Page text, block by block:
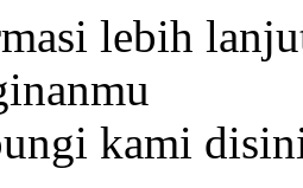
lebih
kami